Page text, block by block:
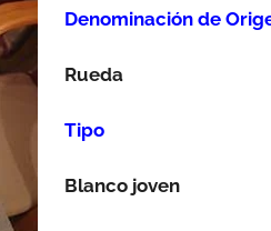
Denominación de
Rueda
Tipo
Blanco joven